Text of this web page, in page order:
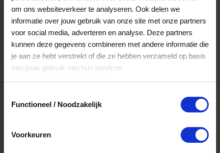
om ons websiteverkeer te analyseren. Ook delen we
informatie over jouw gebruik van onze site met onze partners
voor social media, adverteren en analyse. Deze partners
kunnen deze gegevens combineren met andere informatie die
je aan ze hebt verstrekt of die ze hebben verzameld op basis
van jouw gebruik van hun services.
Functioneel / Noodzakelijk
Voorkeuren
Veelgestelde Vragen
Hoelang blijft mijn saldo geldig?
Het volledige saldo op de VVV cadeaukaart
is minimaal drie jaar geldig.
Kan ik het saldo in delen besteden?
cadeaukaart in delen uitgeven.